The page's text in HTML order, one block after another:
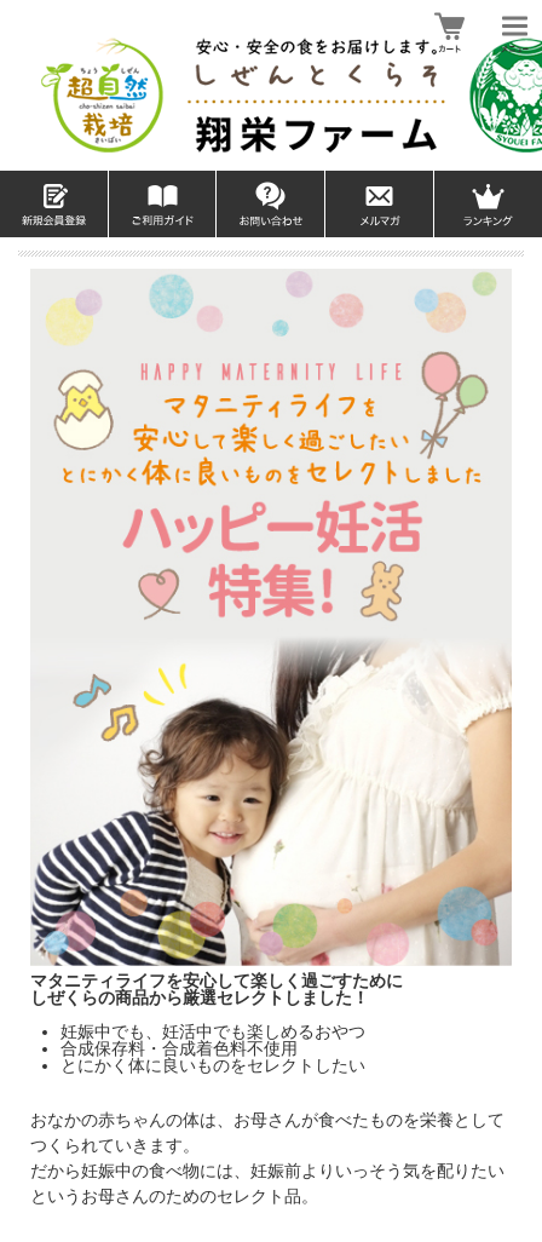
マタニティライフを安心して楽しく過ごすために
しぜくらの商品から厳選セレクトしました！
妊娠中でも、妊活中でも楽しめるおやつ
合成保存料・合成着色料不使用
とにかく体に良いものをセレクトしたい
おなかの赤ちゃんの体は、お母さんが食べたものを栄養として
つくられていきます。
だから妊娠中の食べ物には、妊娠前よりいっそう気を配りたい
というお母さんのためのセレクト品。